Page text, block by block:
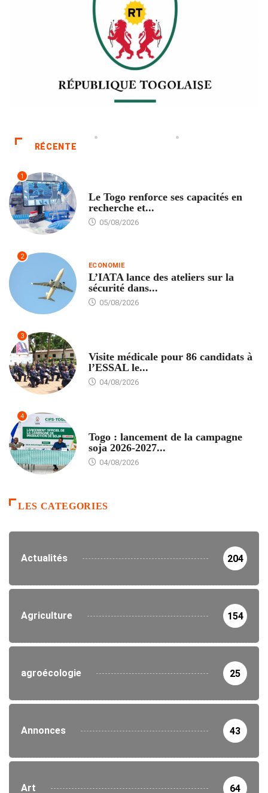
RÉCENTE
1
Le Togo renforce ses capacités en
recherche et...
05/08/2026
2
ECONOMIE
L’IATA lance des ateliers sur la
sécurité dans...
05/08/2026
3
Visite médicale pour 86 candidats à
l’ESSAL le...
04/08/2026
4
Togo : lancement de la campagne
soja 2026-2027...
04/08/2026
LES CATEGORIES
Actualités 204
Agriculture 154
agroécologie 25
Annonces 43
Art 64